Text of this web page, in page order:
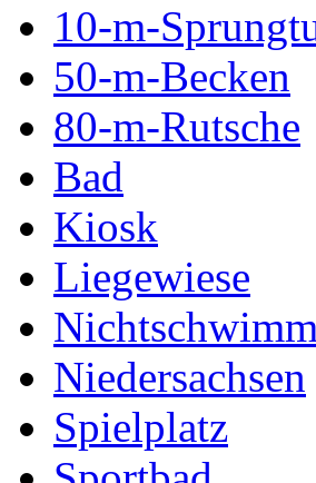
10-m-
50-m-Becken
80-m-Rutsche
Bad
Kiosk
Liegewiese
Niedersachsen
Spielplatz